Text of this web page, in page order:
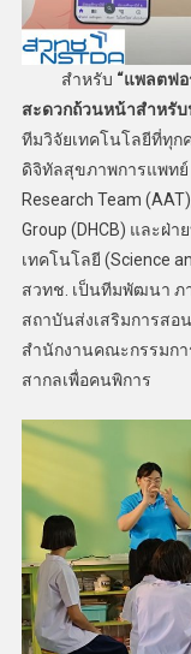
สำหรับ “แพลตฟ
สะดวกถ้วนหน้าสำหรับ
ทีมวิจัยเทคโนโลยีที่ทุก
ดิจิทัลสุขภาพการแพทย์
Research Team
Group (DHCB) และฝ่
เทคโนโลยี (Science
สวทช. เป็นทีมพัฒนา ภ
สถาบันส่งเสริมการสอ
สำนักงานคณะกรรมก
สากลเพื่อคนพิการ